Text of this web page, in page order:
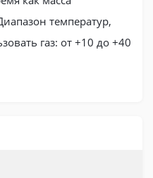
температур,
газ: от +10 до +40